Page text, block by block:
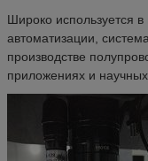
Широко используется
автоматизации,
производстве
приложениях и